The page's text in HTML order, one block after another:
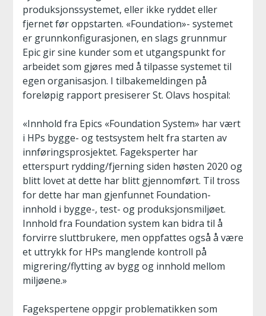
produksjonssystemet, eller ikke ryddet eller
fjernet før oppstarten. «Foundation»- systemet
er grunnkonfigurasjonen, en slags grunnmur
Epic gir sine kunder som et utgangspunkt for
arbeidet som gjøres med å tilpasse systemet til
egen organisasjon. I tilbakemeldingen på
foreløpig rapport presiserer St. Olavs hospital:
«Innhold fra Epics «Foundation System» har vært
i HPs bygge- og testsystem helt fra starten av
innføringsprosjektet. Fageksperter har
etterspurt rydding/fjerning siden høsten 2020 og
blitt lovet at dette har blitt gjennomført. Til tross
for dette har man gjenfunnet Foundation-
innhold i bygge-, test- og produksjonsmiljøet.
Innhold fra Foundation system kan bidra til å
forvirre sluttbrukere, men oppfattes også å være
et uttrykk for HPs manglende kontroll på
migrering/flytting av bygg og innhold mellom
miljøene.»
Fagekspertene oppgir problematikken som